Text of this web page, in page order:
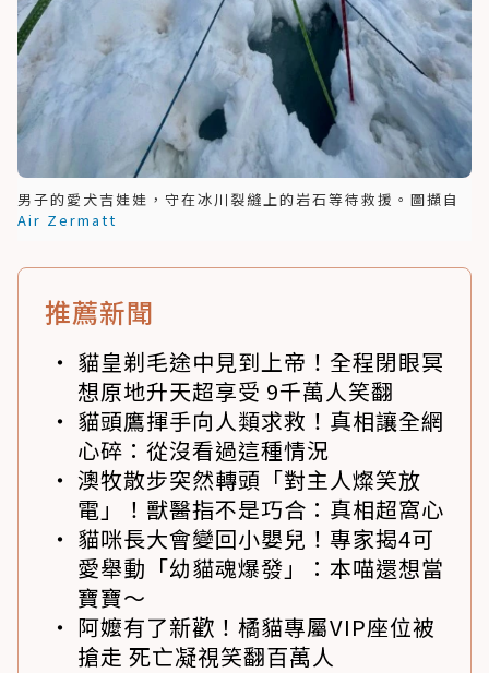
男子的愛犬吉娃娃，守在冰川裂縫上的岩石等待救援。圖擷自
Air Zermatt
推薦新聞
貓皇剃毛途中見到上帝！全程閉眼冥
想原地升天超享受 9千萬人笑翻
貓頭鷹揮手向人類求救！真相讓全網
心碎：從沒看過這種情況
澳牧散步突然轉頭「對主人燦笑放
電」！獸醫指不是巧合：真相超窩心
貓咪長大會變回小嬰兒！專家揭4可
愛舉動「幼貓魂爆發」：本喵還想當
寶寶～
阿嬤有了新歡！橘貓專屬VIP座位被
搶走 死亡凝視笑翻百萬人